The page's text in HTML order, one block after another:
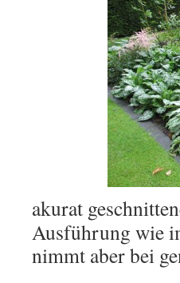
akurat
Ausführung wie
nimmt aber bei